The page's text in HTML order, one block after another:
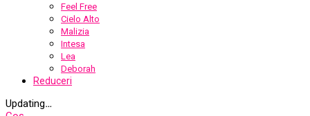
Feel Free
Cielo Alto
Malizia
Intesa
Lea
Deborah
Reduceri
Updating…